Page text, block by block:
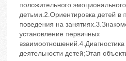
положительного эмоционального
детьми.2.Ориентировка детей в
поведения на
установление первичных
деятельности детей;Этап